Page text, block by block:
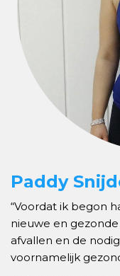
Paddy
“Voordat ik begon
nieuwe en
afvallen en de
voornamelijk